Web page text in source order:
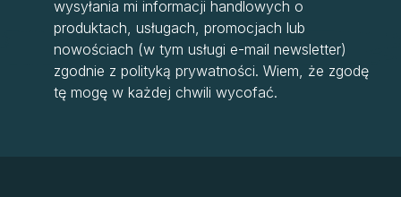
wysyłania mi informacji handlowych o
produktach, usługach, promocjach lub
nowościach (w tym usługi e-mail newsletter)
zgodnie z polityką prywatności. Wiem, że zgodę
tę mogę w każdej chwili wycofać.